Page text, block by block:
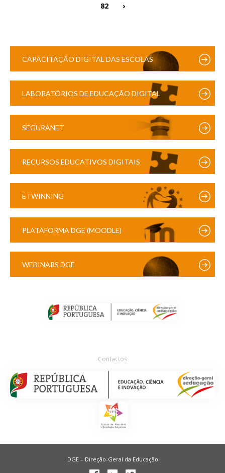
82
›
CAPACITAÇÃO DIGITAL DAS ESCOLAS
LABORATÓRIOS DE EDUCAÇÃO DIGITAL
SEGURANET
RECURSOS EDUCATIVOS DIGITAIS
ETWINNING
PLATAFORMA DGE (MOODLE)
WEBINARS DGE
Contactos
DGE – Direção-Geral da Educação